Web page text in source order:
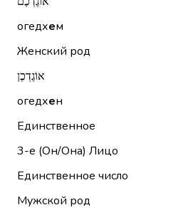
огедхем
Женский род
אוֹגֶדְכֶן
огедхен
Единственное
3-е (Он/Она) Лицо
Единственное число
Мужской род